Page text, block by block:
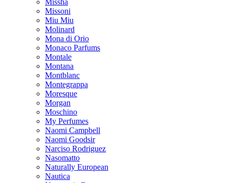
Missha
Missoni
Miu Miu
Molinard
Mona di Orio
Monaco Parfums
Montale
Montana
Montblanc
Montegrappa
Moresque
Morgan
Moschino
My Perfumes
Naomi Campbell
Naomi Goodsir
Narciso Rodriguez
Nasomatto
Naturally European
Nautica